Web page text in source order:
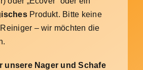
Produkt. Bitte keine
– wir möchten die
unsere Nager und Schafe